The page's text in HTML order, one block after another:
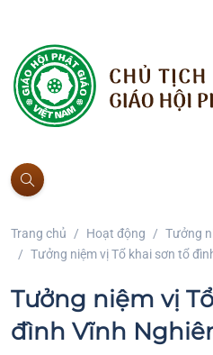
Trang chủ Hoạt động
Tưởng
Tưởng niệm vị Tổ khai sơn tổ
Tưởng niệm vị
đình Vĩnh